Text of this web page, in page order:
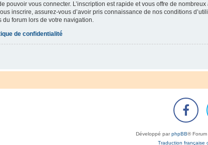
pouvoir vous connecter. L’inscription est rapide et vous offre de
inscrire, assurez-vous d’avoir pris connaissance de nos conditions
du forum lors de votre navigation.
de confidentialité
Développé parphpBB® Forum
Traduction française